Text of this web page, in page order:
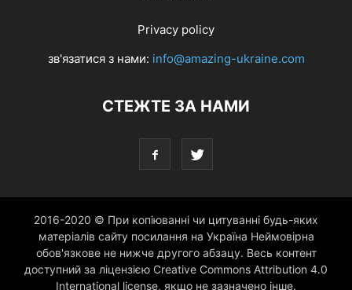
Privacy policy
зв'язатися з нами: info@amazing-ukraine.com
СТЕЖТЕ ЗА НАМИ
2016-2020 © При копіюванні чи цитуванні будь-яких
матеріалів сайту посилання на Україна Неймовірна
обов'язкове не нижче другого абзацу. Весь контент
доступний за ліцензією Creative Commons Attribution 4.0
International license, якщо не зазначено інше.